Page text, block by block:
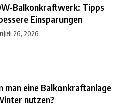
Balkonkraftwerk: Tipps
Einsparungen
Juli 26, 2026
man eine Balkonkraftanlage
nutzen?